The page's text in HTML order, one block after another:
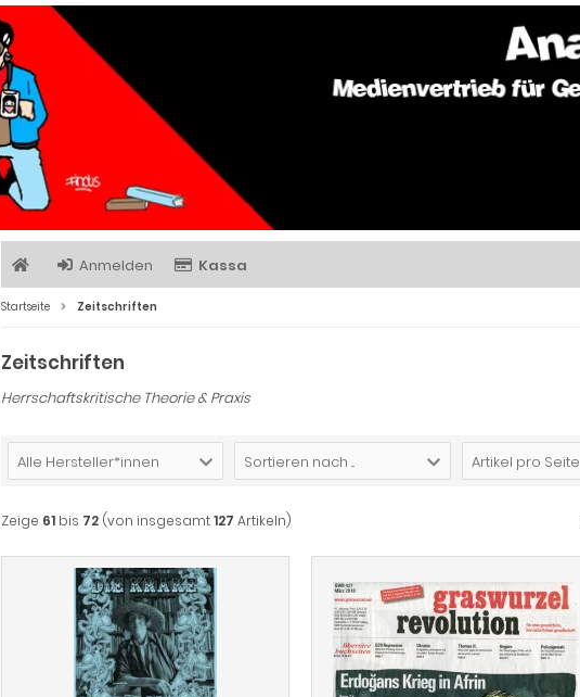
Anmelden Kassa
Startseite Zeitschriften
Zeitschriften
Herrschaftskritische Theorie & Praxis
Alle Hersteller*innen Sortieren nach ... Artikel pro Seite
Zeige 61 bis 72 (von insgesamt127 Artikeln)